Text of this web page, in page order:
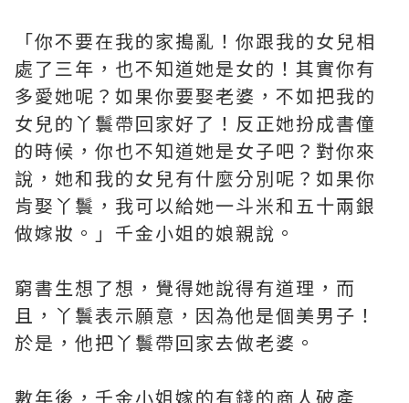
「你不要在我的家搗亂！你跟我的女兒相
處了三年，也不知道她是女的！其實你有
多愛她呢？如果你要娶老婆，不如把我的
女兒的丫鬟帶回家好了！反正她扮成書僮
的時候，你也不知道她是女子吧？對你來
說，她和我的女兒有什麼分別呢？如果你
肯娶丫鬟，我可以給她一斗米和五十兩銀
做嫁妝。」千金小姐的娘親說。
窮書生想了想，覺得她說得有道理，而
且，丫鬟表示願意，因為他是個美男子！
於是，他把丫鬟帶回家去做老婆。
數年後，千金小姐嫁的有錢的商人破產